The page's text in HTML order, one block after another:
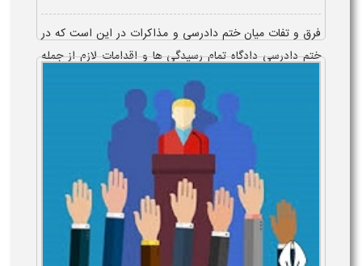
فرق و تفات میان ختم دادرسی و مذاکرات در این است که در
ختم دادرسی دادگاه تمام رسیدگی ها و اقدامات لازم از جمله
تحقیق محلی، قرار کارشناسی را انجام داده و پرونده آماده
صدور رای می باشد در ...